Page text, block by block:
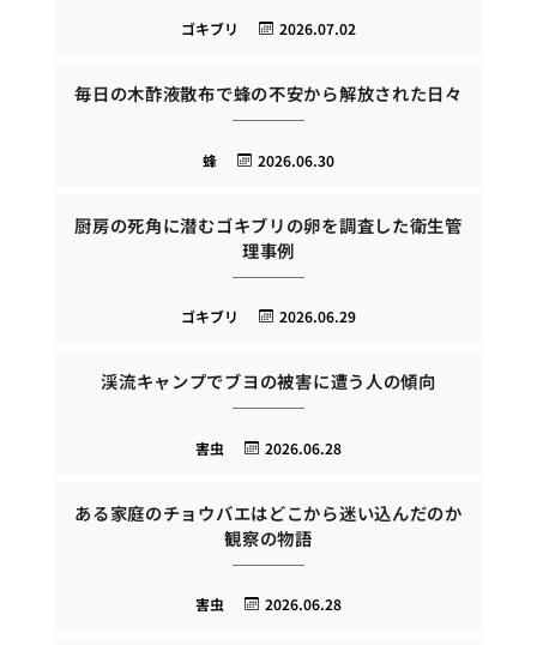
2026.07.02
ゴキブリ
毎日の木酢液散布で蜂の不安から解放された日々
2026.06.30
蜂
厨房の死角に潜むゴキブリの卵を調査した衛生管
理事例
2026.06.29
ゴキブリ
渓流キャンプでブヨの被害に遭う人の傾向
2026.06.28
害虫
ある家庭のチョウバエはどこから迷い込んだのか
観察の物語
2026.06.28
害虫